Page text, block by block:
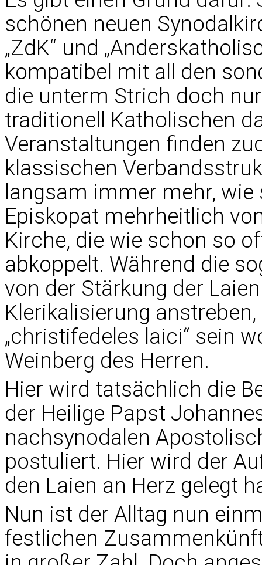
schönen neuen
„ZdK“ und
kompatibel mit all den
die unterm Strich doch
traditionell Katholischen
Veranstaltungen finden
klassischen
langsam immer mehr,
Episkopat mehrheitlich
Kirche, die wie schon so
abkoppelt. Während die
von der Stärkung der
Klerikalisierung
„christifedeles laici“ sein
Weinberg des Herren.
Hier wird tatsächlich die
der Heilige Papst
nachsynodalen
postuliert. Hier wird der
den Laien an Herz gelegt
Nun ist der Alltag nun
festlichen